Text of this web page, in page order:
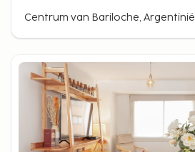
Centrum van Bariloche, Argentinië